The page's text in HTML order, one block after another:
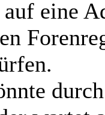
auf eine